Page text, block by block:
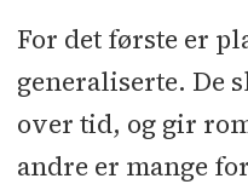
For det første er
generaliserte. De
over tid, og gir
andre er mange